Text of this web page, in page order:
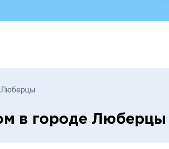
Люберцы
в городе Люберцы